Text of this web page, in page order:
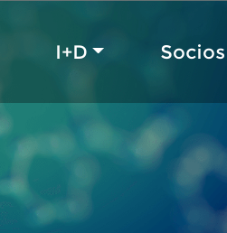
I+D Socios